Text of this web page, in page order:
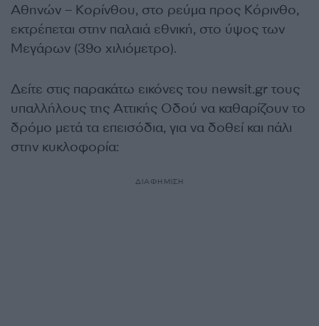
Aθηνών – Κορίνθου, στο ρεύμα προς Κόρινθο,
εκτρέπεται στην παλαιά εθνική, στο ύψος των
Μεγάρων (39ο χιλιόμετρο).
Δείτε στις παρακάτω εικόνες του newsit.gr τους
υπαλλήλους της Αττικής Οδού να καθαρίζουν το
δρόμο μετά τα επεισόδια, για να δοθεί και πάλι
στην κυκλοφορία:
ΔΙΑΦΗΜΙΣΗ